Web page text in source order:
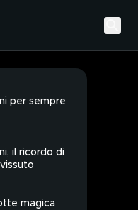
per sempre
il ricordo di
magica